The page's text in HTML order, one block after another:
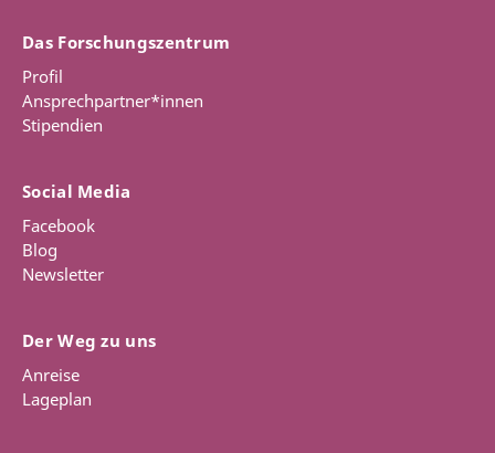
Das Forschungszentrum
Profil
Ansprechpartner*innen
Stipendien
Social Media
Facebook
Blog
Newsletter
Der Weg zu uns
Anreise
Lageplan